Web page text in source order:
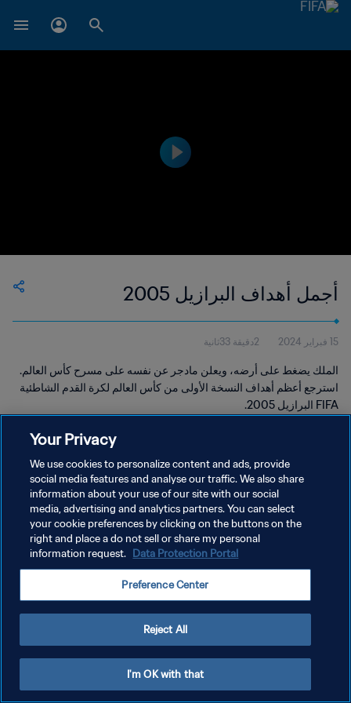
أجمل أهداف البرازيل 2005
15 فبراير 2024 2دقيقة 33ثانية
الملك يضغط على أرضه، ويعلن مادجر عن نفسه على مسرح كأس العالم.
استرجع أعظم أهداف النسخة الأولى من كأس العالم لكرة القدم الشاطئية
FIFA البرازيل 2005.
سياسة الخصوصية
إدارة تفضيلات ملفات تعريف الارتباط
Your Privacy
We use cookies to personalize content and ads, provide
social media features and analyse our traffic. We also share
information about your use of our site with our social
media, advertising and analytics partners. You can select
your cookie preferences by clicking on the buttons on the
right and place a do not sell or share my personal
information request. Data Protection Portal
Preference Center
Reject All
I'm OK with that